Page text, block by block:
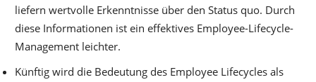
liefern wertvolle Erkenntnisse über den Status quo. Durch
diese Informationen ist ein effektives Employee-Lifecycle-
Management leichter.
Künftig wird die Bedeutung des Employee Lifecycles als